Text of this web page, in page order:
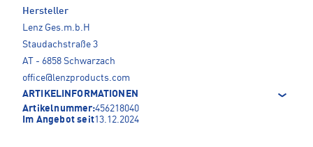
Hersteller
Lenz Ges.m.b.H
Staudachstraße 3
AT - 6858 Schwarzach
office@lenzproducts.com
ARTIKELINFORMATIONEN
Artikelnummer:456218040
Im Angebot seit13.12.2024